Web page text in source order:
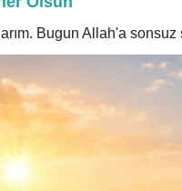
Bugun Allah'a